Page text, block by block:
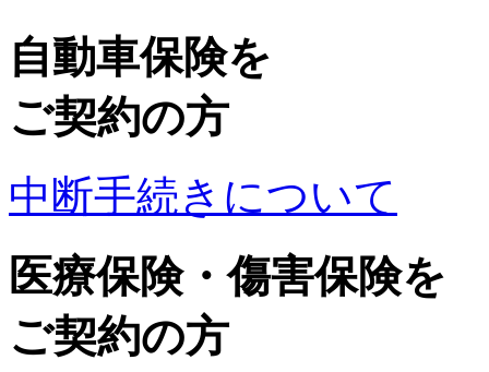
自動車保険を
ご契約の方
中断手続きについて
医療保険・傷害保険を
ご契約の方